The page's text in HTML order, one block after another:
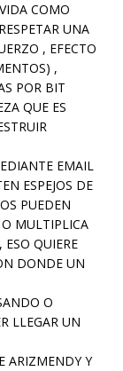
COMO
UNA
, EFECTO
,
POR BIT
QUE ES
EMAIL
ESPEJOS DE
PUEDEN
MULTIPLICA
QUIERE
DONDE UN
O
LLEGAR UN
ARIZMENDY Y